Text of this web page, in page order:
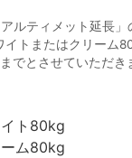
ルティメット延長」
イトまたはクリーム
でとさせていただき
ト80kg
ム80kg